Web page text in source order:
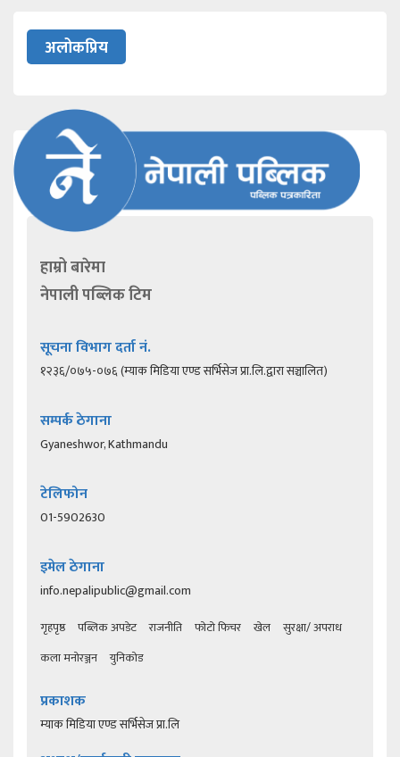
अलोकप्रिय
हाम्रो बारेमा
नेपाली पब्लिक टिम
सूचना विभाग दर्ता नं.
१२३६/०७५-०७६ (म्याक मिडिया एण्ड सर्भिसेज प्रा.लि.द्वारा सञ्चालित)
सम्पर्क ठेगाना
Gyaneshwor, Kathmandu
टेलिफोन
01-5902630
इमेल ठेगाना
info.nepalipublic@gmail.com
गृहपृष्ठ पब्लिक अपडेट राजनीति फोटो फिचर खेल
सुरक्षा/ अपराध
कला मनोरञ्जन
युनिकोड
प्रकाशक
म्याक मिडिया एण्ड सर्भिसेज प्रा.लि